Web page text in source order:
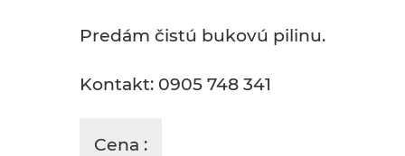
Predám čistú bukovú pilinu.
Kontakt: 0905 748 341
Cena :